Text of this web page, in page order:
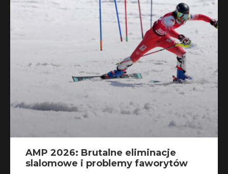
AMP 2026: Brutalne eliminacje
slalomowe i problemy faworytów